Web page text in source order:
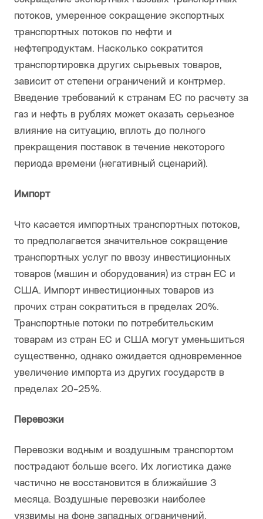
потоков, умеренное сокращение экспортных
транспортных потоков по нефти и
нефтепродуктам. Насколько сократится
транспортировка других сырьевых товаров,
зависит от степени ограничений и контрмер.
Введение требований к странам ЕС по расчету за
газ и нефть в рублях может оказать серьезное
влияние на ситуацию, вплоть до полного
прекращения поставок в течение некоторого
периода времени (негативный сценарий).
Импорт
Что касается импортных транспортных потоков,
то предполагается значительное сокращение
транспортных услуг по ввозу инвестиционных
товаров (машин и оборудования) из стран ЕС и
США. Импорт инвестиционных товаров из
прочих стран сократиться в пределах 20%.
Транспортные потоки по потребительским
товарам из стран ЕС и США могут уменьшиться
существенно, однако ожидается одновременное
увеличение импорта из других государств в
пределах 20-25%.
Перевозки
Перевозки водным и воздушным транспортом
пострадают больше всего. Их логистика даже
частично не восстановится в ближайшие 3
месяца. Воздушные перевозки наиболее
уязвимы на фоне западных ограничений.